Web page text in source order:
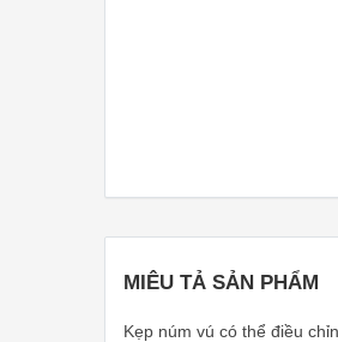
MIÊU TẢ SẢN PHẨM
Kẹp núm vú có thể điều